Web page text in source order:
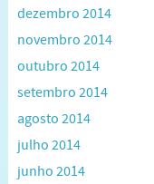
dezembro 2014
novembro 2014
outubro 2014
setembro 2014
agosto 2014
julho 2014
junho 2014